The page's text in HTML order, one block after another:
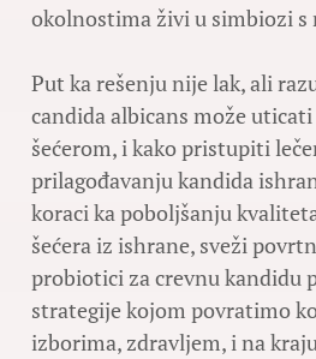
okolnostima živi u simbiozi s
Put ka rešenju nije lak, ali
candida albicans može
šećerom, i kako pristupiti
prilagođavanju kandida
koraci ka poboljšanju
šećera iz ishrane, sveži
probiotici za crevnu kandidu
strategije kojom povratimo
izborima, zdravljem, i na